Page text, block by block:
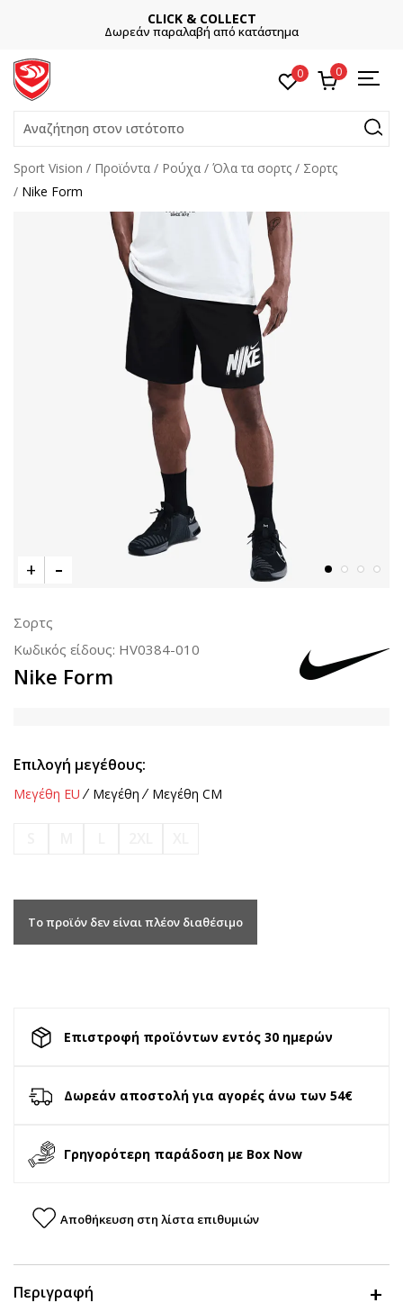
CLICK & COLLECT
Δωρεάν παραλαβή από κατάστημα
0 0
Αναζήτηση στον ιστότοπο
Sport Vision Προϊόντα Ρούχα Όλα τα σορτς
Σορτς
Nike Form
Σορτς
Κωδικός είδους: HV0384-010
Nike Form
Επιλογή μεγέθους:
Μεγέθη EU Μεγέθη Μεγέθη CM
Το προϊόν δεν είναι πλέον διαθέσιμο
Επιστροφή προϊόντων εντός 30 ημερών
Δωρεάν αποστολή για αγορές άνω των 54€
Γρηγορότερη παράδοση με Box Now
Αποθήκευση στη λίστα επιθυμιών
Περιγραφή